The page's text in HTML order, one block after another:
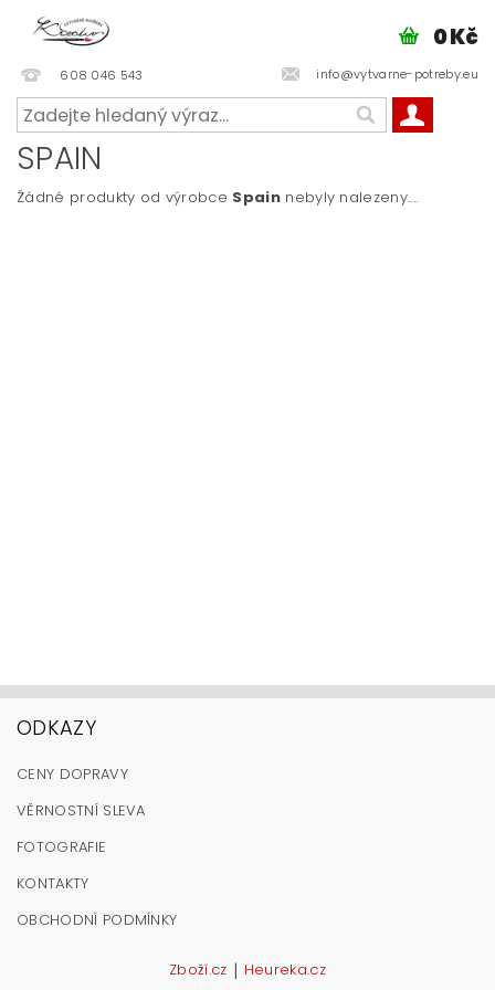
608 046 543 info@vytvarne-potreby.eu
0 Kč
SPAIN
Žádné produkty od výrobce Spainnebyly nalezeny....
ODKAZY
CENY DOPRAVY
VĚRNOSTNÍ SLEVA
FOTOGRAFIE
KONTAKTY
OBCHODNÍ PODMÍNKY
Zboží.cz | Heureka.cz